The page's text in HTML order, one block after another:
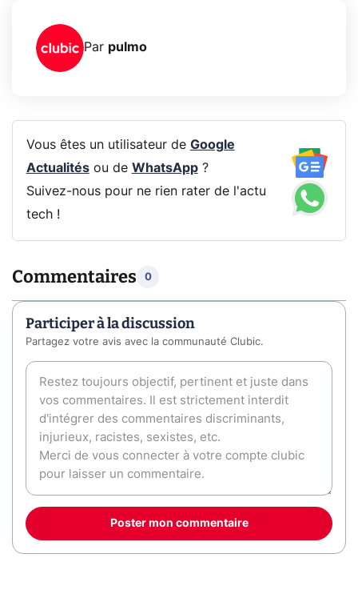
Par pulmo
Vous êtes un utilisateur de Google
Actualitésou de WhatsApp?
Suivez-nous pour ne rien rater de l'actu
tech !
Commentaires 0
Participer à la discussion
Partagez votre avis avec la communauté Clubic.
Poster mon commentaire